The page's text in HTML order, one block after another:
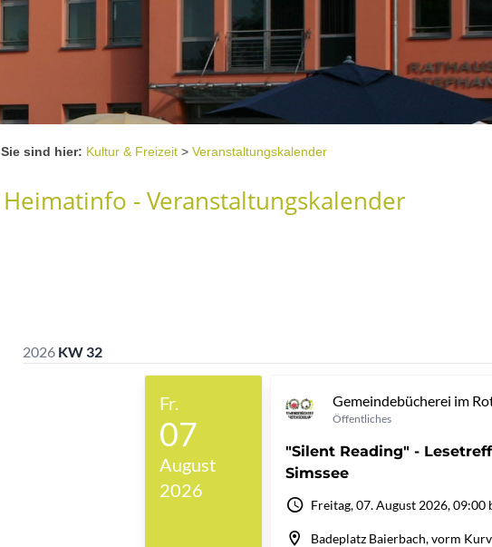
Sie sind hier: Kultur & Freizeit > Veranstaltungskalender
Heimatinfo - Veranstaltungskalender